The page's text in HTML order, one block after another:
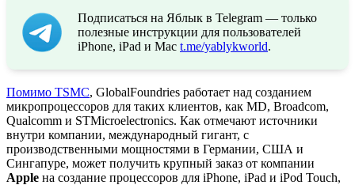
Подписаться на Яблык в Telegram — только
полезные инструкции для пользователей
iPhone, iPad и Mac t.me/yablykworld.
Помимо TSMC, GlobalFoundries работает над созданием
микропроцессоров для таких клиентов, как MD, Broadcom,
Qualcomm и STMicroelectronics. Как отмечают источники
внутри компании, международный гигант, с
производственными мощностями в Германии, США и
Сингапуре, может получить крупный заказ от компании
Apple на создание процессоров для iPhone, iPad и iPod Touch,